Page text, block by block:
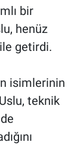
bir
henüz
getirdi.
isimlerinin
teknik